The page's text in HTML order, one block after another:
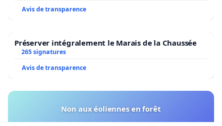
Avis de transparence
Préserver intégralement le Marais de la Chaussée
265 signatures
Avis de transparence
Non aux éoliennes en forêt